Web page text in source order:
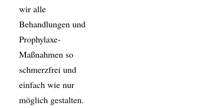
wir alle
Behandlungen und
Prophylaxe-
Maßnahmen so
schmerzfrei und
einfach wie nur
möglich gestalten.